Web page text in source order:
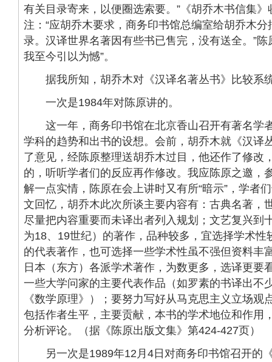
有关目录寄来，以便圈选索要。”《胡乔木书信集
注：“应胡乔木要求，商务印书馆总编室给胡乔木
录。汉译世界名著因有些书已售完，没有送全。”陈
我至今引以为憾”。
据我所知，胡乔木对《汉译名著丛书》比较系
一次是1984年对陈原讲的。
这一年，商务印书馆在北京香山召开有著名学
学科的趋势和出书的设想。会前，胡乔木就《汉译
了意见，经陈原整理送胡乔木过目，他还作了修改
的，听听学者们的反应再作修改。我应陈原之邀，
解一点实情，陈原在会上讲时又有所“暗示”，学者
文回忆，胡乔木此次所谈主要内容有：古典名著，
尽量把内容重要而未译出者列入规划；文艺复兴到
为18、19世纪）的著作，品种较多，宜选择学术性
的代表著作，也可选择一些学术性虽不强但资料丰
日本（东方）各派学术著作，为数更多，选译更要
一些大学问家的主要代表作品（如罗素的书译出不
《数学原理》）；要努力写好从马克思主义立场观
包括作者生平，主要贡献，本书的学术地位和作用
分析评论。（据《陈原出版文集》第424-427页）
另一次是1989年12月4日对商务印书馆召开的